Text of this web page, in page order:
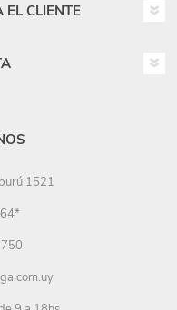
EL CLIENTE
1521